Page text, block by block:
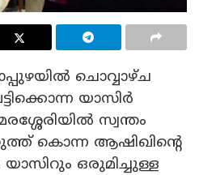
ചൊവ്വാഴ്ച
യാസിര്‍
സ്വന്തം
കൊന്ന ആഷിഖിന്‍റെ
ഒരുമിച്ചുള്ള